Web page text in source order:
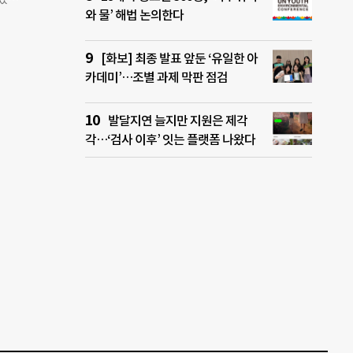
와 물’ 해법 논의한다
[화보] 최종 발표 앞둔 ‘유일한 아
카데미’…조별 과제 막판 점검
발달지연 늘지만 지원은 제각
각…‘검사 이후’ 잇는 플랫폼 나왔다